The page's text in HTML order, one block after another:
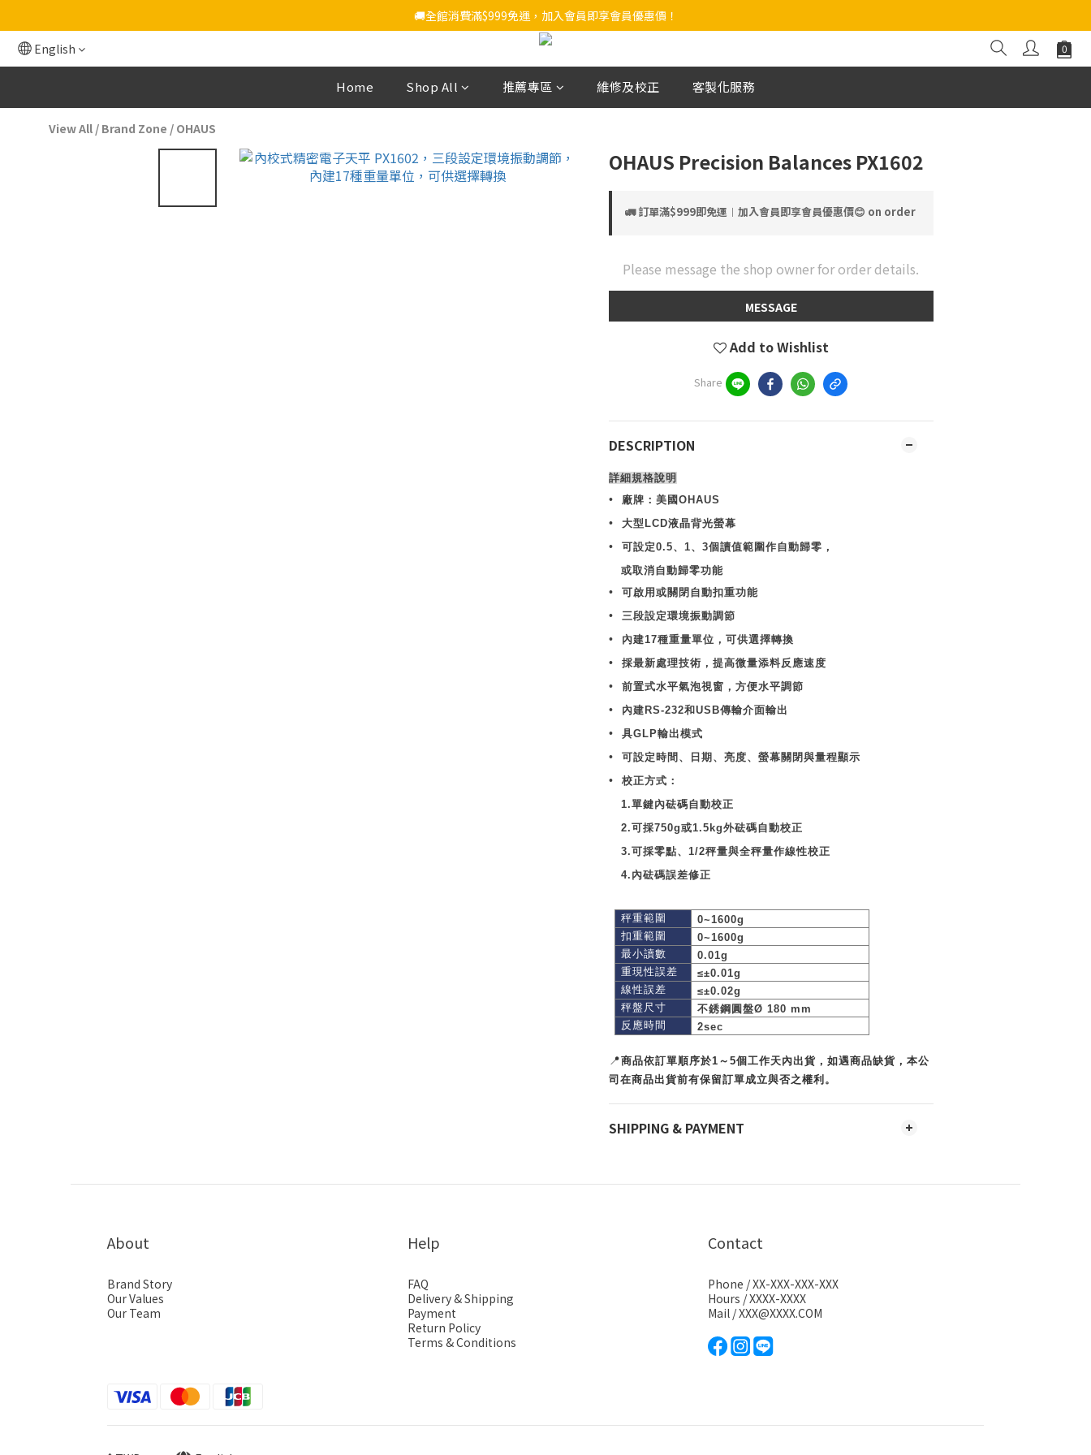
🚚全館消費滿$999免運，加入會員即享會員優惠價！
English
Home Shop All 推薦專區 維修及校正 客製化服務
View All / Brand Zone / OHAUS
OHAUS Precision Balances PX1602
🚛 訂單滿$999即免運︱加入會員即享會員優惠價😊 on order
Please message the shop owner for order details.
MESSAGE
Add to Wishlist
Share
DESCRIPTION
詳細規格說明
• 廠牌：美國 OHAUS
• 大型 LCD液晶背光螢幕
• 可設定0.5、 1、 3個讀值範圍作自動歸零，
或取消自動歸零功能
• 可啟用或關閉自動扣重功能
• 三段設定環境振動調節
• 內建17種重量單位，可供選擇轉換
• 採最新處理技術，提高微量添料反應速度
• 前置式水平氣泡視窗，方便水平調節
• 內建 RS-232和USB傳輸介面輸出
• 具GLP輸出模式
• 可設定時間、日期、亮度、螢幕關閉與量程顯示
•
校正方式：
1.單鍵內砝碼自動校正
2.可採750g或1.5kg外砝碼自動校正
3.可採零點、 1/2秤量與全秤量作線性校正
4. 內砝碼誤差修正
秤重範圍
0~1600g
扣重範圍
0~1600g
最小讀數
0.01g
重現性誤差
≤±0.01g
線性誤差
≤±0.02g
秤盤尺寸
不銹鋼圓盤Ø 180 mm
反應時間
2sec
📍商品依訂單順序於1～5個工作天內出貨，如遇商品缺貨，本公
司在商品出貨前有保留訂單成立與否之權利。
SHIPPING & PAYMENT
About
Brand Story
Our Values
Our Team
Help
FAQ
Delivery & Shipping
Payment
Return Policy
Terms & Conditions
Contact
Phone / XX-XXX-XXX-XXX
Hours / XXXX-XXXX
Mail / XXX@XXXX.COM